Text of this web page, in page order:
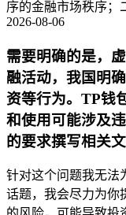
序的金融市场秩序；
2026-08-06
需要明确的是，
融活动，我国明
资等行为。TP钱
和使用可能涉及
的要求撰写相关
针对这个问题我无法
话题，我会尽力为你